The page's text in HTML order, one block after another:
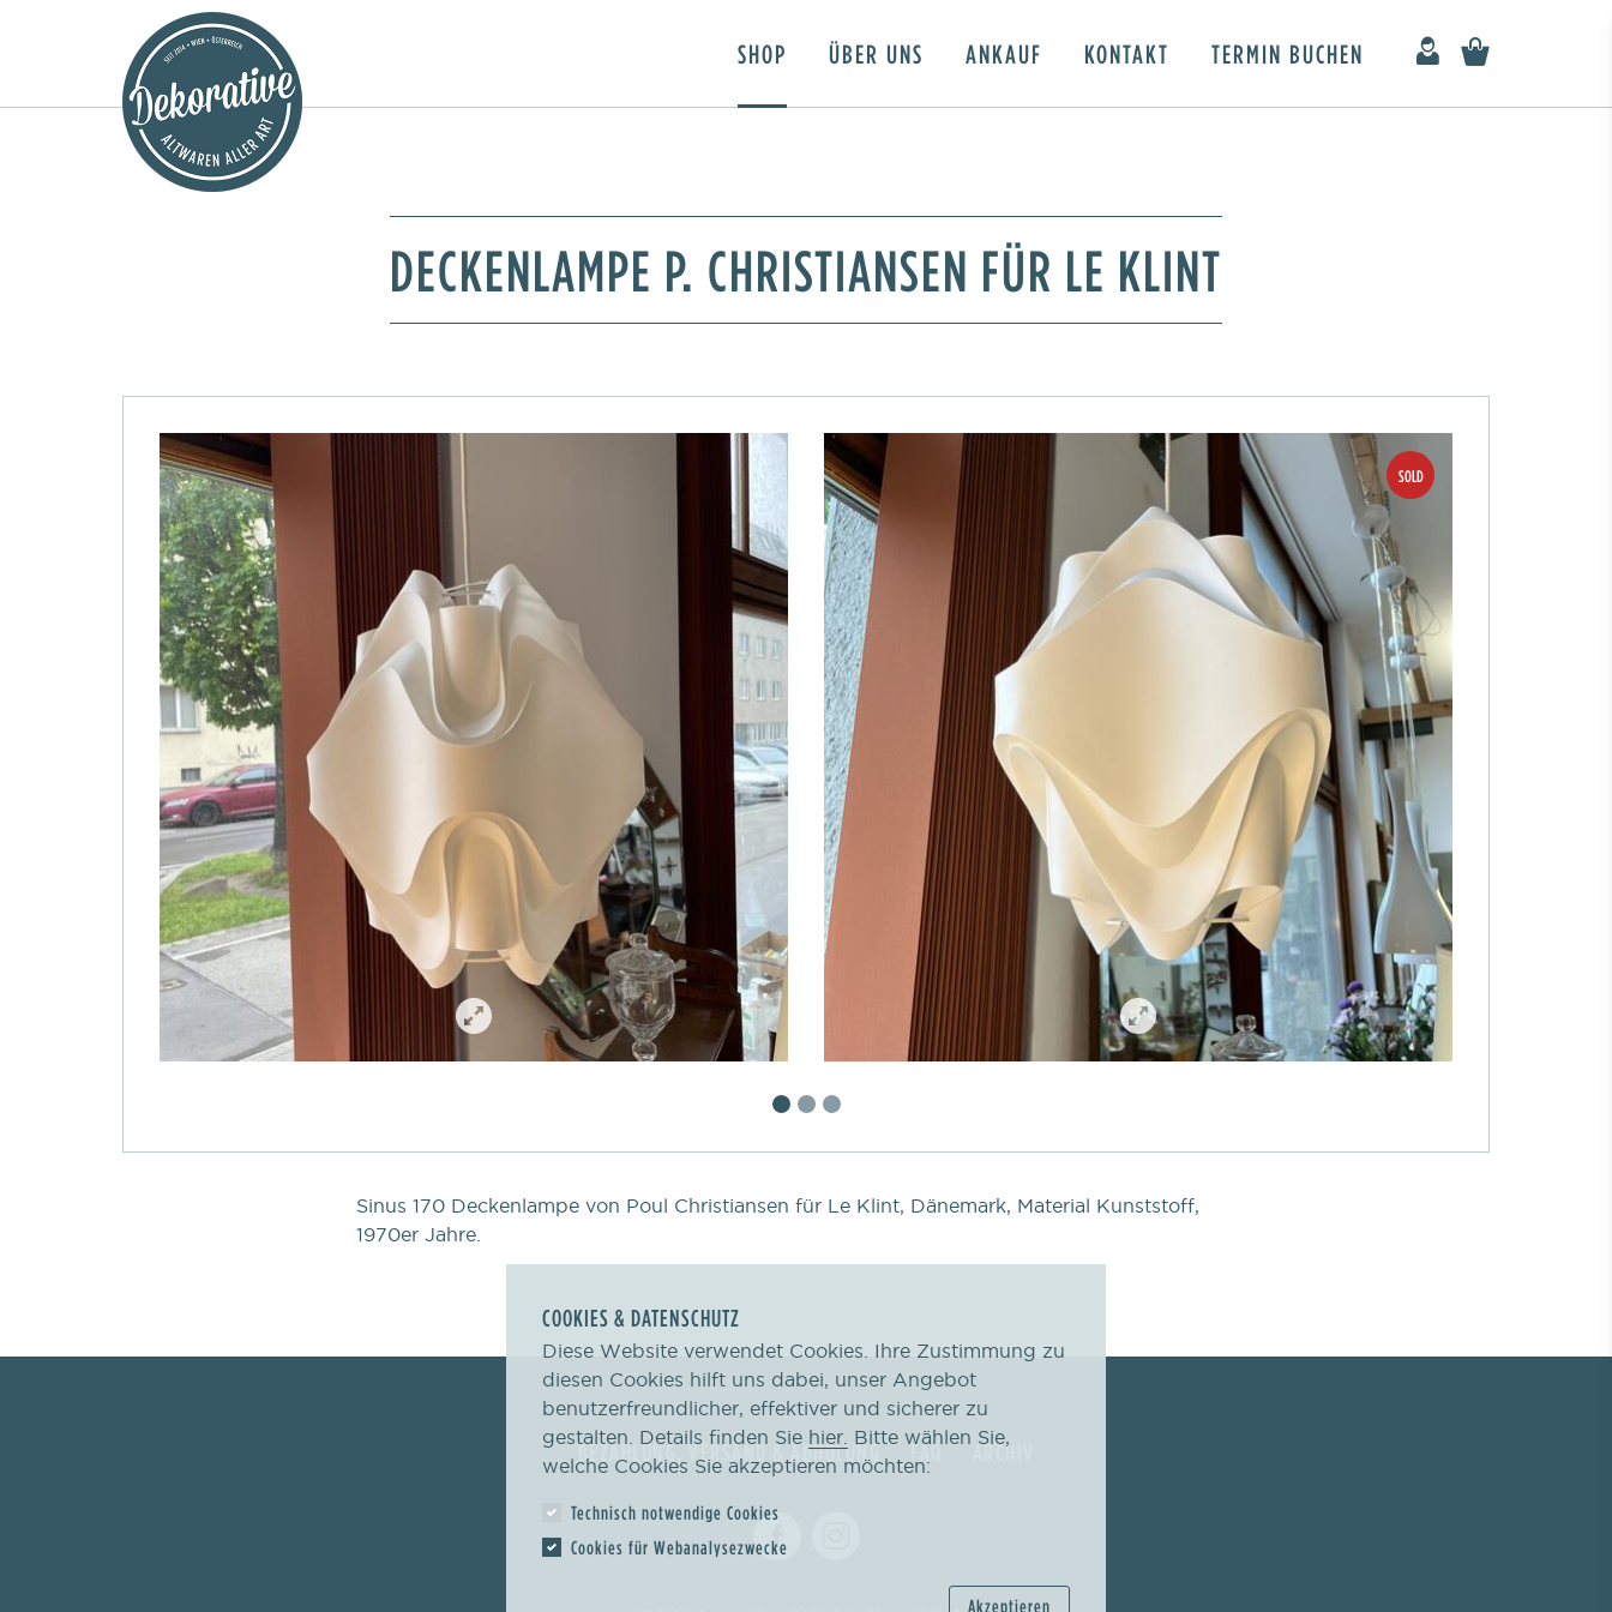
SHOP ÜBER UNS ANKAUF KONTAKT TERMIN BUCHEN
DECKENLAMPE P. CHRISTIANSEN FÜR LE KLINT
Sinus 170 Deckenlampe von Poul Christiansen für Le Klint, Dänemark, Material Kunststoff,
1970er Jahre.
BEZAHLUNG, VERSAND & ABHOLUNG FAQ ARCHIV
COOKIES & DATENSCHUTZ
Diese Website verwendet Cookies. Ihre Zustimmung zu
diesen Cookies hilft uns dabei, unser Angebot
benutzerfreundlicher, effektiver und sicherer zu
gestalten. Details finden Sie hier. Bitte wählen Sie,
welche Cookies Sie akzeptieren möchten:
Technisch notwendige Cookies
Cookies für Webanalysezwecke
Akzeptieren